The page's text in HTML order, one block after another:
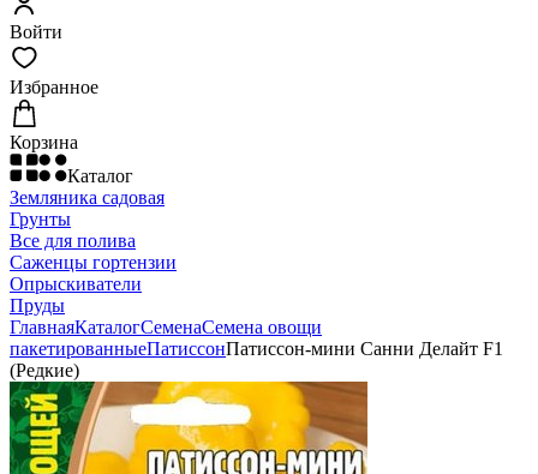
Войти
Избранное
Корзина
Каталог
Земляника садовая
Грунты
Все для полива
Саженцы гортензии
Опрыскиватели
Пруды
ГлавнаяКаталогСеменаСемена овощи
пакетированныеПатиссонПатиссон-мини Санни Делайт F1
(Редкие)